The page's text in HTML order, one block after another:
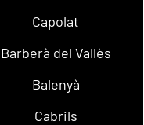
Capolat
Barberà del Vallès
Balenyà
Cabrils